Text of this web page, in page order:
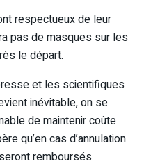
respectueux de leur
pas de masques sur les
le départ.
et les scientifiques
inévitable, on se
de maintenir coûte
qu’en cas d’annulation
remboursés.